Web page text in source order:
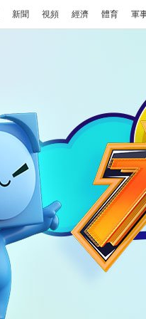
新聞 視頻 經濟 體育 軍